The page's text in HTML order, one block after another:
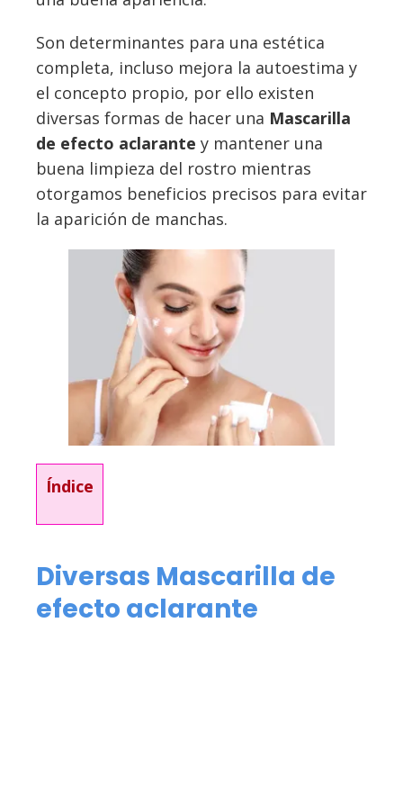
Son determinantes para una estética
completa, incluso mejora la autoestima y
el concepto propio, por ello existen
diversas formas de hacer una Mascarilla
de efecto aclarante y mantener una
buena limpieza del rostro mientras
otorgamos beneficios precisos para evitar
la aparición de manchas.
Índice
Diversas Mascarilla de
efecto aclarante